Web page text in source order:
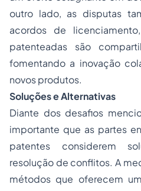
outro lado, as disputas
acordos de
patenteadas são
fomentando a inovação
novos produtos.
Soluções e Alternativas
Diante dos desafios
importante que as partes
patentes considerem
resolução de conflitos. A
métodos que oferecem